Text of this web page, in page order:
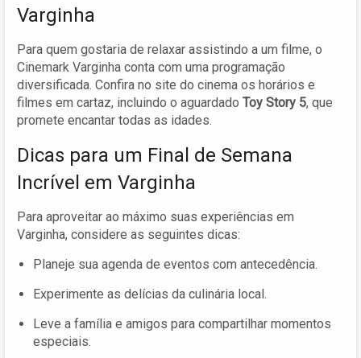
Varginha
Para quem gostaria de relaxar assistindo a um filme, o
Cinemark Varginha conta com uma programação
diversificada. Confira no site do cinema os horários e
filmes em cartaz, incluindo o aguardado Toy Story 5, que
promete encantar todas as idades.
Dicas para um Final de Semana
Incrível em Varginha
Para aproveitar ao máximo suas experiências em
Varginha, considere as seguintes dicas:
Planeje sua agenda de eventos com antecedência.
Experimente as delícias da culinária local.
Leve a família e amigos para compartilhar momentos
especiais.